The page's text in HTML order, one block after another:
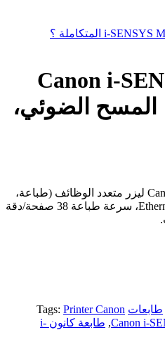
Canon i-
المسح الضوئي،
طابعة Canon i‑SENSYS MF455dw ليزر متعدد الوظائف (طباعة،
نسخ، مسح، فاكس) بـ Wi‑Fi وEthernet، سرعة طباعة 38 صفحة/دقة
طابعات Tags: Printer Canon
,
طابعة كانون i-